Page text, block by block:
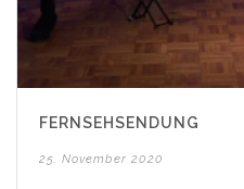
FERNSEHSENDUNG
25. November 2020